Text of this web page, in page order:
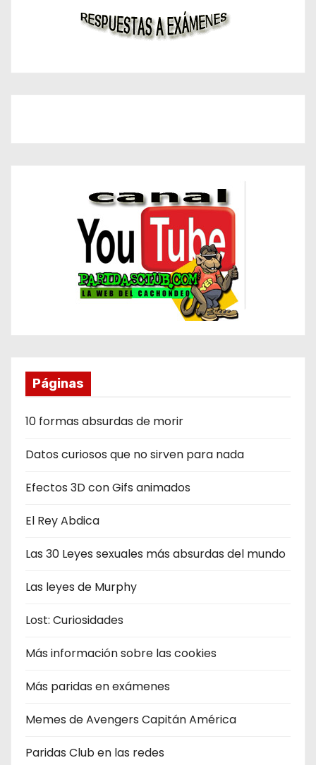
Páginas
10 formas absurdas de morir
Datos curiosos que no sirven para nada
Efectos 3D con Gifs animados
El Rey Abdica
Las 30 Leyes sexuales más absurdas del mundo
Las leyes de Murphy
Lost: Curiosidades
Más información sobre las cookies
Más paridas en exámenes
Memes de Avengers Capitán América
Paridas Club en las redes